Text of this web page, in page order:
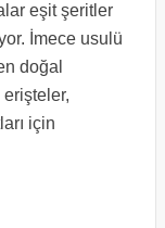
eşit şeritler
İmece usulü
doğal
için